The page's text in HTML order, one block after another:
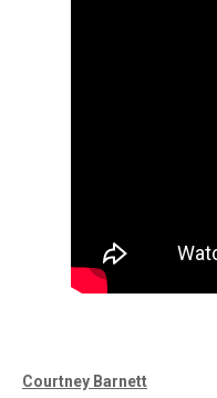
Courtney Barnett